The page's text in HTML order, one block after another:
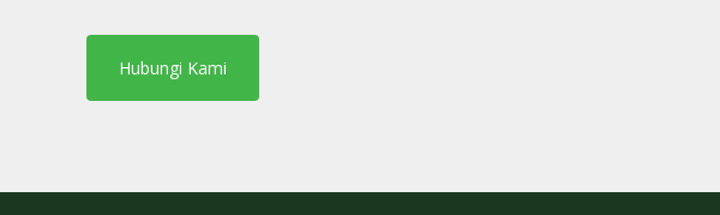
Hubungi Kami